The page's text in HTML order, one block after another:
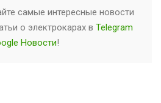
самые интересные новости
о электрокарах в Telegram
Новости!